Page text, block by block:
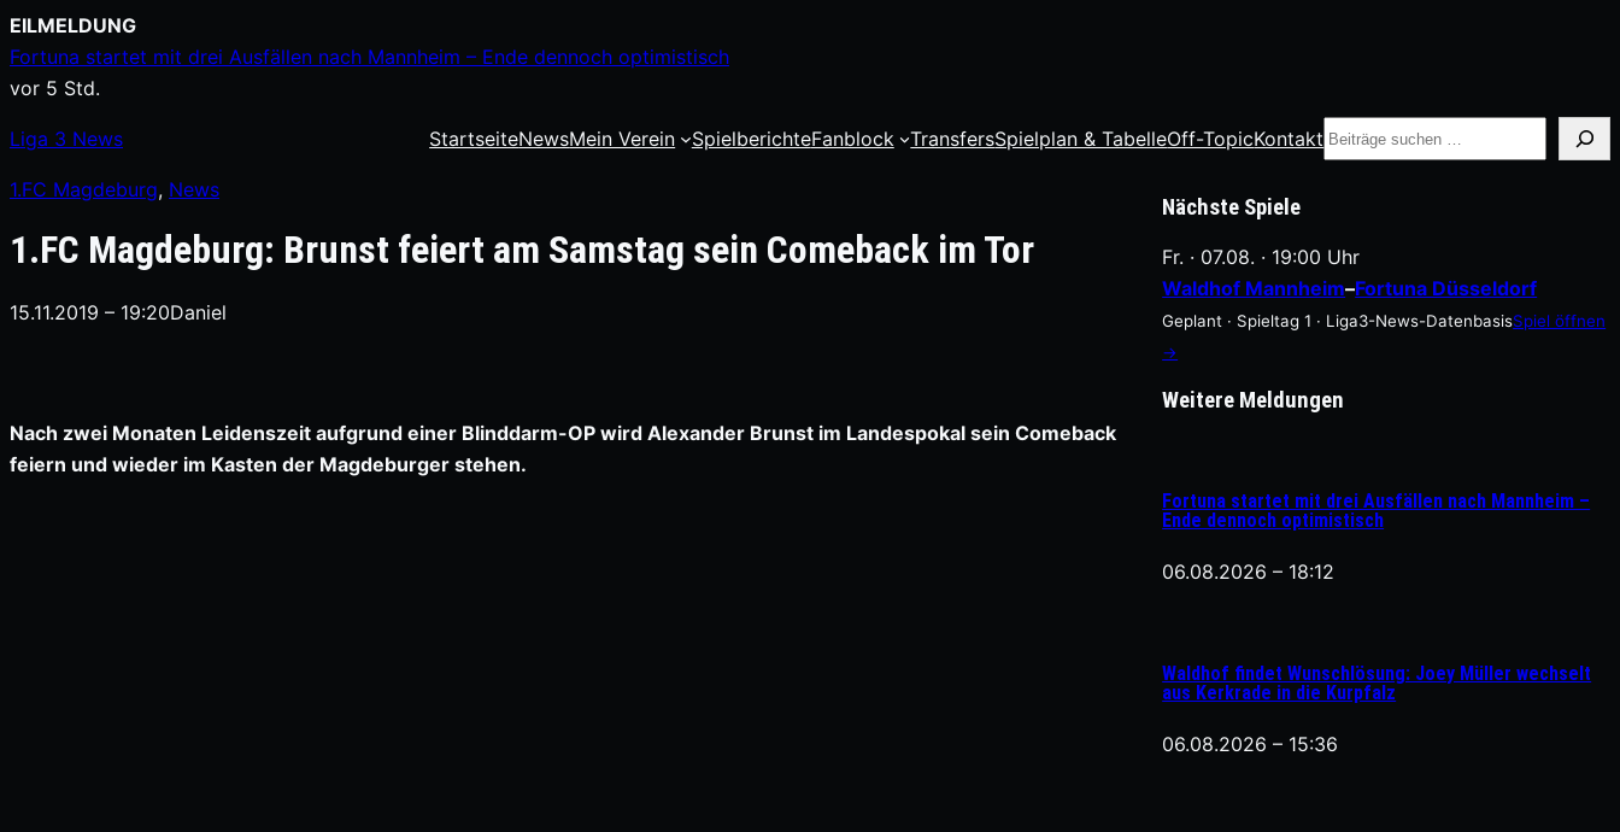
Zum
Inhalt
springen
EILMELDUNG
Fortuna startet mit drei Ausfällen nach Mannheim – Ende dennoch optimistisch
vor 5 Std.
Liga 3 News StartseiteNewsMein Verein SpielberichteFanblock TransfersSpielplan & TabelleOff-TopicKontakt Suche
1.FC Magdeburg, News
1.FC Magdeburg: Brunst feiert am Samstag sein Comeback im Tor
15.11.2019 – 19:20Daniel
Nach zwei Monaten Leidenszeit aufgrund einer Blinddarm-OP wird Alexander Brunst im Landespokal sein Comeback
feiern und wieder im Kasten der Magdeburger stehen.
Nächste Spiele
Fr. · 07.08. · 19:00 Uhr
Waldhof Mannheim–Fortuna Düsseldorf
Geplant · Spieltag 1 · Liga3-News-DatenbasisSpiel öffnen
→
Weitere Meldungen
Fortuna startet mit drei Ausfällen nach Mannheim –
Ende dennoch optimistisch
06.08.2026 – 18:12
Waldhof findet Wunschlösung: Joey Müller wechselt
aus Kerkrade in die Kurpfalz
06.08.2026 – 15:36